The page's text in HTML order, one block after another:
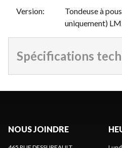
Version:
Tondeuse à
uniquement)
Spécifications
NOUS JOINDRE